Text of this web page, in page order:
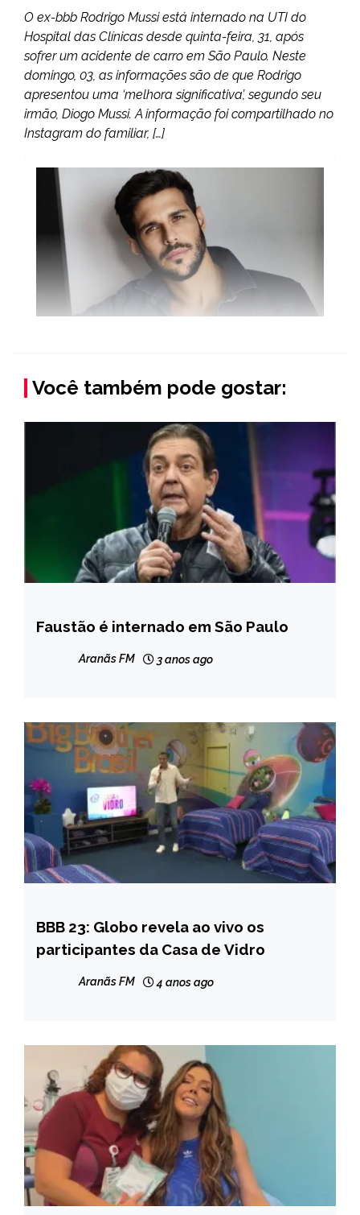
O ex-bbb Rodrigo Mussi está internado na UTI do
Hospital das Clínicas desde quinta-feira, 31, após
sofrer um acidente de carro em São Paulo. Neste
domingo, 03, as informações são de que Rodrigo
apresentou uma ‘melhora significativa’, segundo seu
irmão, Diogo Mussi. A informação foi compartilhado no
Instagram do familiar, […]
Você também pode gostar:
ENTRETENIMENTO
NOTÍCIAS
Faustão é internado em São Paulo
Aranãs FM 3 anos ago
ENTRETENIMENTO
BBB 23: Globo revela ao vivo os
participantes da Casa de Vidro
Aranãs FM 4 anos ago